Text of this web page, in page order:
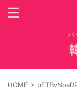
バ
HOME >